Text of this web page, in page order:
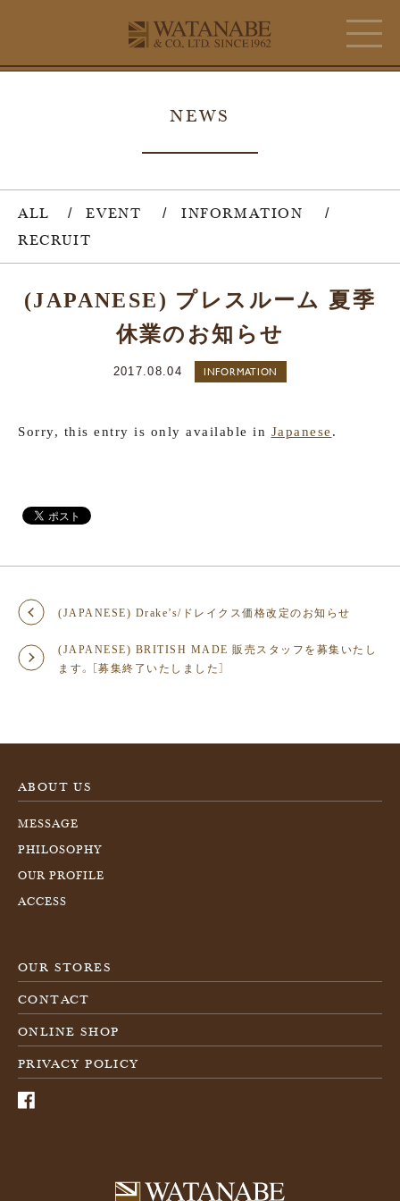
NEWS
ALL EVENT
INFORMATION
RECRUIT
(JAPANESE) プレスルーム 夏季
休業のお知らせ
2017.08.04 INFORMATION
Sorry, this entry is only available in Japanese.
(JAPANESE) Drake’s/ドレイクス価格改定のお知らせ
(JAPANESE) BRITISH MADE 販売スタッフを募集いたし
ます。［募集終了いたしました］
ABOUT US
MESSAGE
PHILOSOPHY
OUR PROFILE
ACCESS
OUR STORES
CONTACT
ONLINE SHOP
PRIVACY POLICY